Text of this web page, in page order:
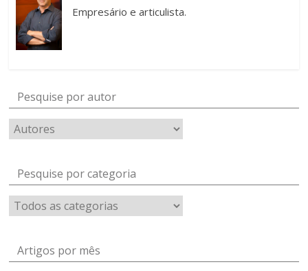
Empresário e articulista.
Pesquise por autor
Pesquise por categoria
Artigos por mês